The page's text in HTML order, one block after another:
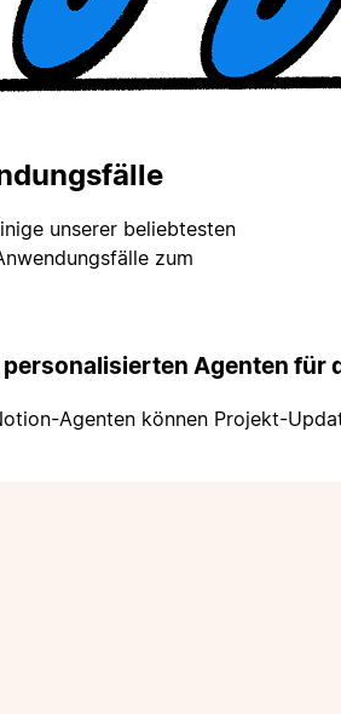
unserer beliebtesten
zum
personalisierten Agenten
Agenten können Projekt-